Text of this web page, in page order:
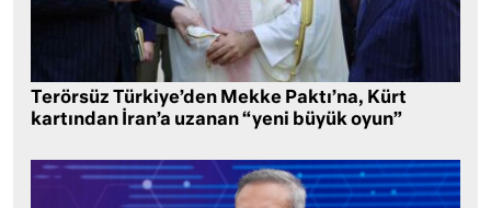
Terörsüz Türkiye’den Mekke Paktı’na, Kürt
kartından İran’a uzanan “yeni büyük oyun”